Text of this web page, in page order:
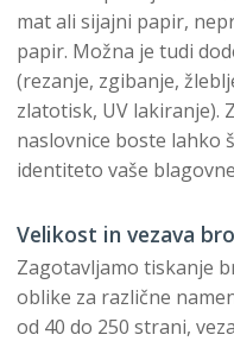
mat ali sijajni papir,
papir. Možna je tudi
(rezanje, zgibanje,
zlatotisk, UV lakiranje).
naslovnice boste lahko
identiteto vaše
Velikost in vezava
Zagotavljamo tiskanje
oblike za različne
od 40 do 250 strani,